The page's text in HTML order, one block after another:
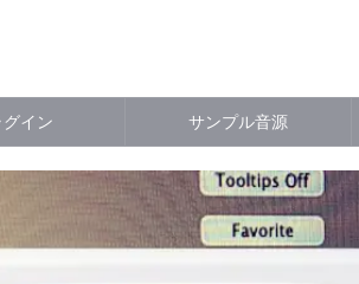
グイン サンプル音源